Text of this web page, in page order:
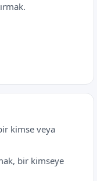
kimse veya
bir kimseye